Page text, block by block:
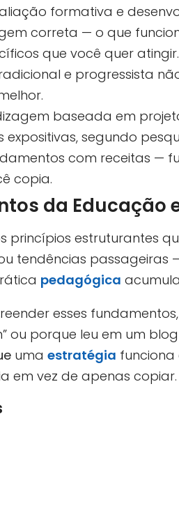
formativa e
correta — o que
que você quer atingir.
e progressista
baseada em
segundo
com receitas —
copia.
da
princípios estruturantes
tendências passageiras
pedagógica
esses
ou porque leu em um
uma estratégia funciona
em vez de apenas copiar.